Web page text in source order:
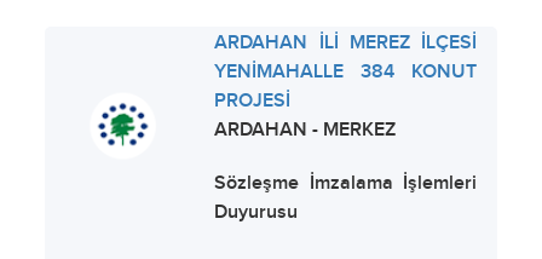
ARDAHAN İLİ MEREZ İLÇESİ
YENİMAHALLE 384 KONUT
PROJESİ
ARDAHAN - MERKEZ
Sözleşme İmzalama İşlemleri
Duyurusu